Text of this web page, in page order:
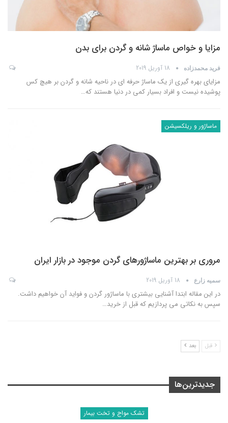
مزایا و خواص ماساژ شانه و گردن برای بدن
فرید محمدزاده 18 آوریل 2019
مزایای بهره گیری از یک ماساژ حرفه ای در ناحیه شانه و گردن بر هیچ کس
پوشیده نیست و افراد بسیار کمی در دنیا هستند که…
ماساژور و ریلکسیشن
مروری بر بهترین ماساژورهای گردن موجود در بازار ایران
سمیه زارع 18 آوریل 2019
در این مقاله ابتدا آشنایی بیشتری با ماساژور گردن و فواید آن خواهیم داشت.
سپس به نکاتی می پردازیم که قبل از خرید…
قبل بعد
جدیدترین‌ها
تشک مواج و تخت بیمار